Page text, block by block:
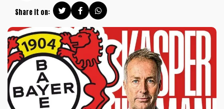
Share it on:
SPECIAL
Video
Kami